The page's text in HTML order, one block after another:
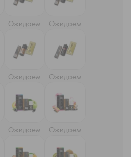
Ожидаем Ожидаем
Ожидаем Ожидаем
Ожидаем Ожидаем